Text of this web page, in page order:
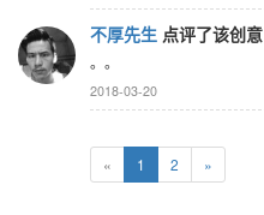
不厚先生 点评了该创意
。。
2018-03-20
« 1 2 »